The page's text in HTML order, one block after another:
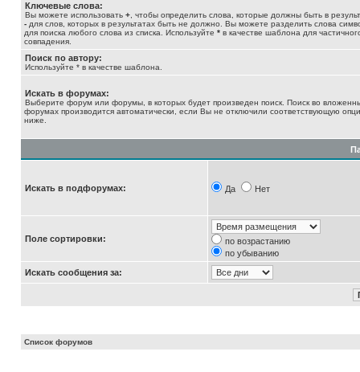
Ключевые слова:
Вы можете использовать + , чтобы определить слова, которые должны быть в
- для слов, которых в результатах быть не должно. Вы можете разделить слова
для поиска любого слова из списка. Используйте * в качестве шаблона для
совпадения.
Поиск по автору:
Используйте * в качестве шаблона.
Искать в форумах:
Выберите форум или форумы, в которых будет произведен поиск. Поиск во
форумах производится автоматически, если Вы не отключили соответствующую
ниже.
Искать в подфорумах: Да Нет
Поле сортировки:
по возрастанию
по убыванию
Искать сообщения за:
Список форумов